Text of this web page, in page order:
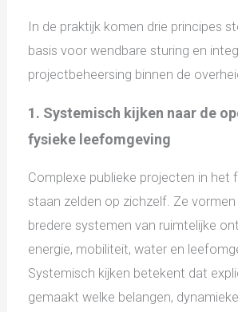
In de praktijk komen drie principes
basis voor wendbare sturing en
projectbeheersing binnen de
1. Systemisch kijken naar de
fysieke leefomgeving
Complexe publieke projecten in het
staan zelden op zichzelf. Ze
bredere systemen van ruimtelijke
energie, mobiliteit, water en
Systemisch kijken betekent dat
gemaakt welke belangen,